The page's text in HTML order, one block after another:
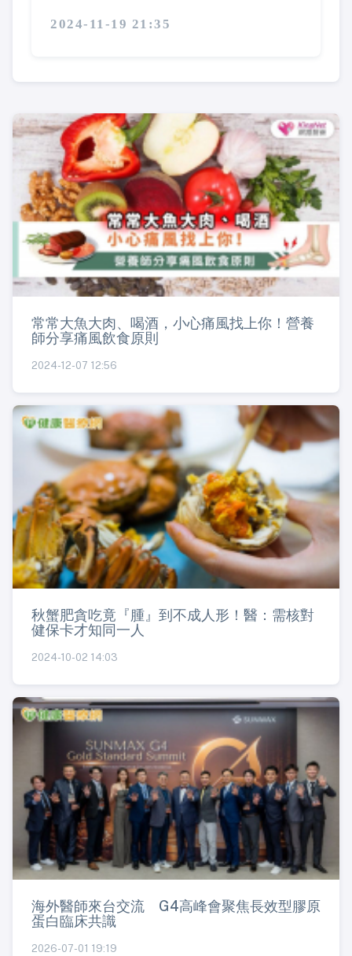
2024-11-19 21:35
常常大魚大肉、喝酒，小心痛風找上你！營養
師分享痛風飲食原則
2024-12-07 12:56
秋蟹肥貪吃竟『腫』到不成人形！醫：需核對
健保卡才知同一人
2024-10-02 14:03
海外醫師來台交流 G4高峰會聚焦長效型膠原
蛋白臨床共識
2026-07-01 19:19